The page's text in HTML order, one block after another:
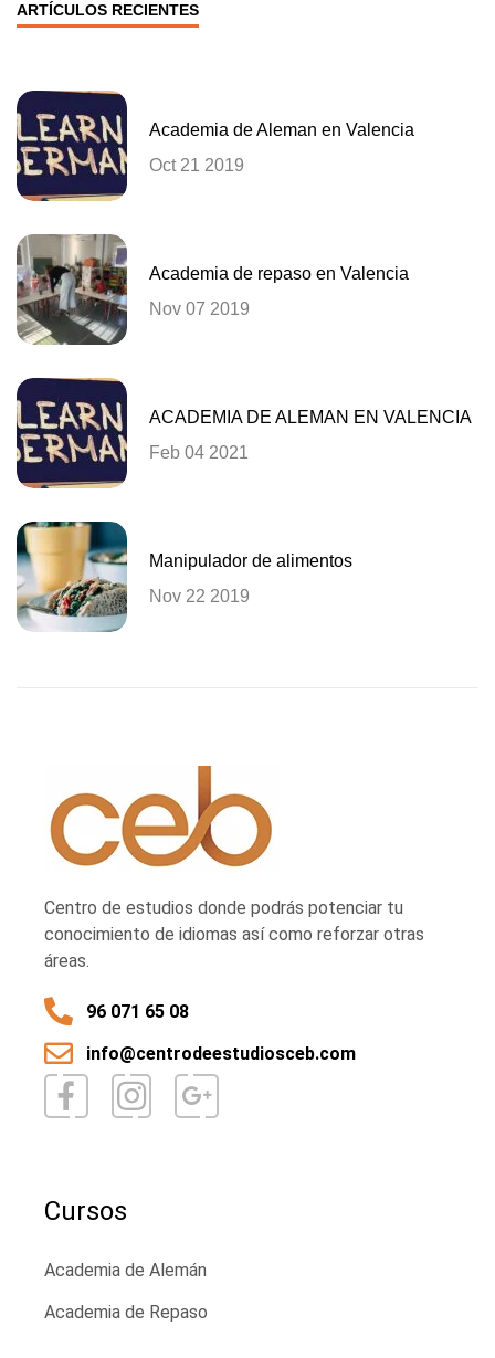
ARTÍCULOS RECIENTES
Academia de Aleman en Valencia
Oct 21 2019
Academia de repaso en Valencia
Nov 07 2019
ACADEMIA DE ALEMAN EN VALENCIA
Feb 04 2021
Manipulador de alimentos
Nov 22 2019
Centro de estudios donde podrás potenciar tu
conocimiento de idiomas así como reforzar otras
áreas.
96 071 65 08
info@centrodeestudiosceb.com
Cursos
Academia de Alemán
Academia de Repaso